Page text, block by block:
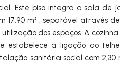
Este piso integra a sala de
17,90 m² , separável através
utilização dos espaços. A
estabelece a ligação ao
sanitária social com 2,30